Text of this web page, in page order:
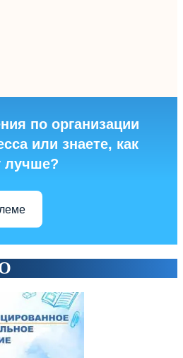
по организации
или знаете, как
лучше?